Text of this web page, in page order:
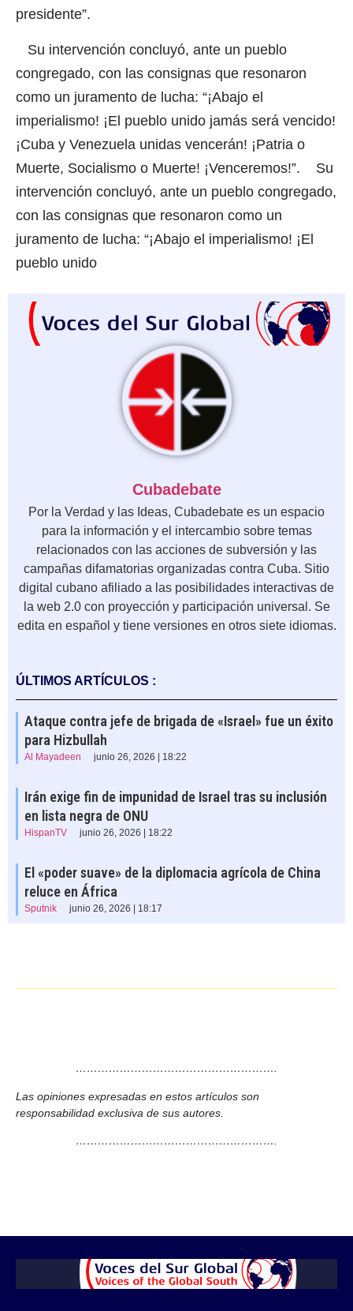
presidente”.
Su intervención concluyó, ante un pueblo
congregado, con las consignas que resonaron
como un juramento de lucha: “¡Abajo el
imperialismo! ¡El pueblo unido jamás será vencido!
¡Cuba y Venezuela unidas vencerán! ¡Patria o
Muerte, Socialismo o Muerte! ¡Venceremos!”. Su
intervención concluyó, ante un pueblo congregado,
con las consignas que resonaron como un
juramento de lucha: “¡Abajo el imperialismo! ¡El
pueblo unido
Cubadebate
Por la Verdad y las Ideas, Cubadebate es un espacio
para la información y el intercambio sobre temas
relacionados con las acciones de subversión y las
campañas difamatorias organizadas contra Cuba. Sitio
digital cubano afiliado a las posibilidades interactivas de
la web 2.0 con proyección y participación universal. Se
edita en español y tiene versiones en otros siete idiomas.
ÚLTIMOS ARTÍCULOS :
Ataque contra jefe de brigada de «Israel» fue un éxito
para Hizbullah
Al Mayadeen junio 26, 2026 | 18:22
Irán exige fin de impunidad de Israel tras su inclusión
en lista negra de ONU
HispanTV junio 26, 2026 | 18:22
El «poder suave» de la diplomacia agrícola de China
reluce en África
Sputnik junio 26, 2026 | 18:17
……………………………………………….
Las opiniones expresadas en estos artículos son
responsabilidad exclusiva de sus autores.
……………………………………………….